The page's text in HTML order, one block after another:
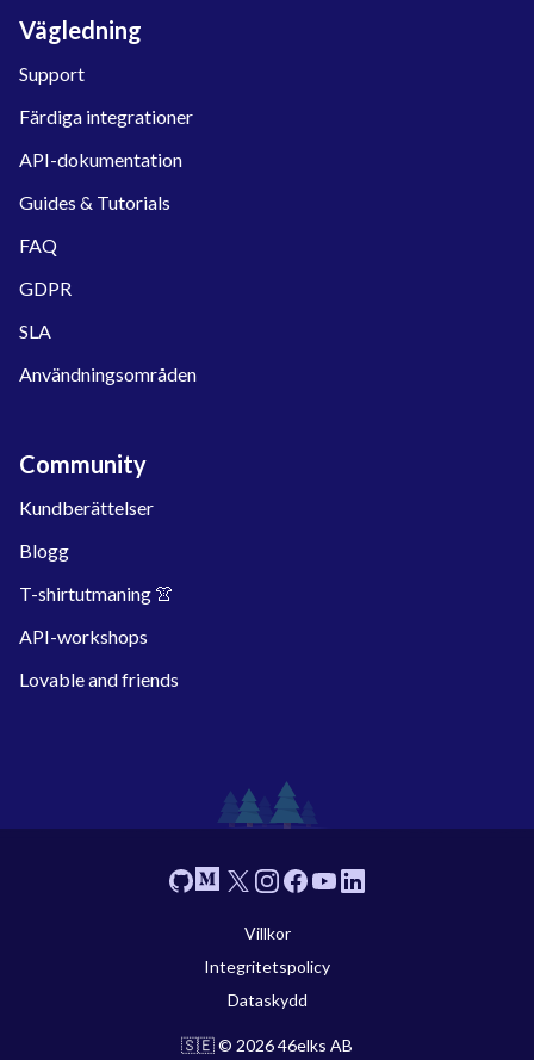
Vägledning
Support
Färdiga integrationer
API-dokumentation
Guides & Tutorials
FAQ
GDPR
SLA
Användningsområden
Community
Kundberättelser
Blogg
T-shirtutmaning 👚
API-workshops
Lovable and friends
GitHubMedium
X Instagram
Facebook
YouTubeLinkedin
Villkor
Integritetspolicy
Dataskydd
🇸🇪 © 2026 46elks AB